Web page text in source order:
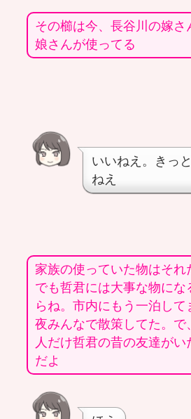
その櫛は今、長谷川の嫁さ
娘さんが使ってる
いいねえ。きっ
ねえ
家族の使っていた物はそれ
でも哲君には大事な物にな
らね。市内にもう一泊して
夜みんなで散策してた。で
人だけ哲君の昔の友達がい
だよ